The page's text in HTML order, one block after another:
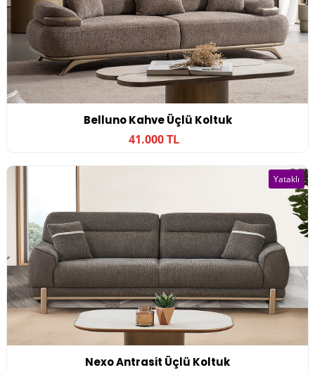
Belluno Kahve Üçlü Koltuk
41.000 TL
Nexo Antrasit Üçlü Koltuk
Yataklı